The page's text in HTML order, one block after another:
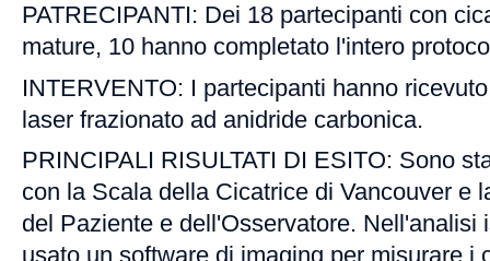
PATRECIPANTI: Dei 18 partecipanti con
mature, 10 hanno completato l'intero
INTERVENTO: I partecipanti hanno
laser frazionato ad anidride carbonica.
PRINCIPALI RISULTATI DI ESITO: Sono
con la Scala della Cicatrice di Vancouver e
del Paziente e dell'Osservatore. Nell'analisi
usato un software di imaging per misurare i